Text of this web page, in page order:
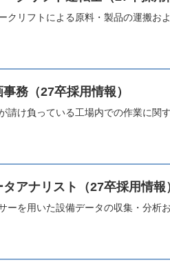
クリフトによる原料・製品の運搬お
務（27卒採用情報）
請け負っている工場内での作業に関
タアナリスト（27卒採用情報
ーを用いた設備データの収集・分析